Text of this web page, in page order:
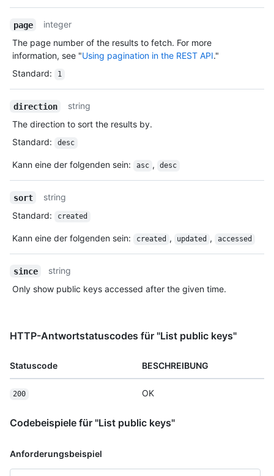
page
integer
The page number of the results to fetch. For more
information, see "Using pagination in the REST API."
Standard: 1
direction
string
The direction to sort the results by.
Standard: desc
Kann eine der folgenden sein: asc , desc
sort
string
Standard: created
Kann eine der folgenden sein: created , updated , accessed
since
string
Only show public keys accessed after the given time.
HTTP-Antwortstatuscodes für "List public keys"
Statuscode BESCHREIBUNG
200 OK
Codebeispiele für "List public keys"
Anforderungsbeispiel